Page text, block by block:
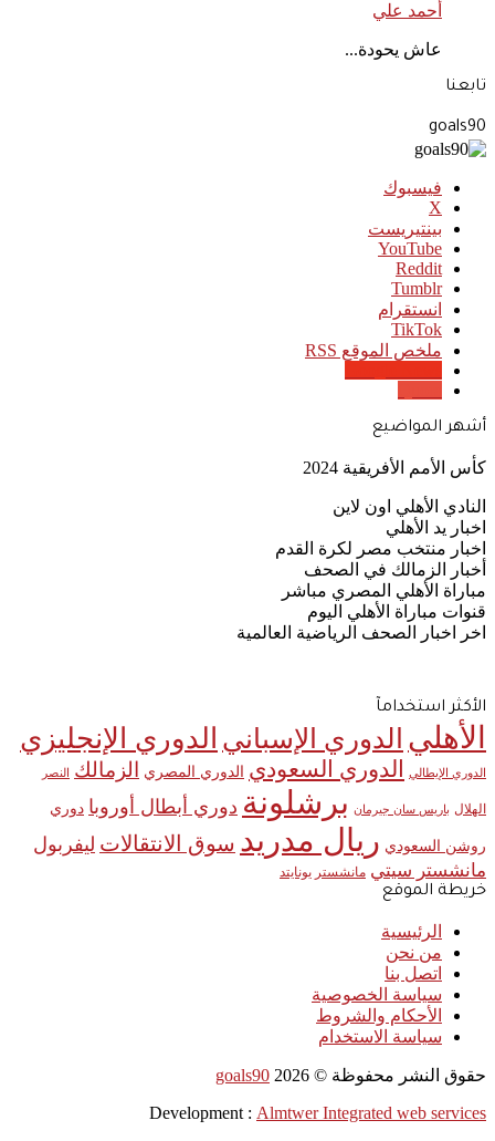
أحمد علي
عاش يحودة...
تابعنا
goals90
فيسبوك
‫X
بينتيريست
‫YouTube
انستقرام
‫TikTok
ملخص الموقع RSS
أشهر المواضيع
كأس الأمم الأفريقية 2024
النادي الأهلي اون لاين
اخبار يد الأهلي
اخبار منتخب مصر لكرة القدم
أخبار الزمالك في الصحف
مباراة الأهلي المصري مباشر
قنوات مباراة الأهلي اليوم
اخر اخبار الصحف الرياضية العالمية
الأكثر استخدامآ
الأهلي الدوري الإسباني الدوري الإنجليزي
الدوري الإيطالي الدوري السعودي الدوري المصري الزمالك النصر
الهلال باريس سان جيرمان برشلونة دوري أبطال أوروبا دوري
روشن السعودي ريال مدريد سوق الانتقالات ليفربول
مانشستر سيتي مانشستر يونايتد
خريطة الموقع
الرئيسية
من نحن
اتصل بنا
سياسة الخصوصية
الأحكام والشروط
سياسة الاستخدام
حقوق النشر محفوظة © goals90 2026
Development : Almtwer Integrated web services